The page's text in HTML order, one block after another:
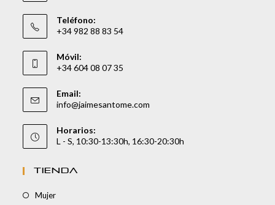
Teléfono:
+34 982 88 83 54
Móvil:
+34 604 08 07 35
Email:
info@jaimesantome.com
Horarios:
L - S, 10:30-13:30h, 16:30-20:30h
TIENDA
Mujer